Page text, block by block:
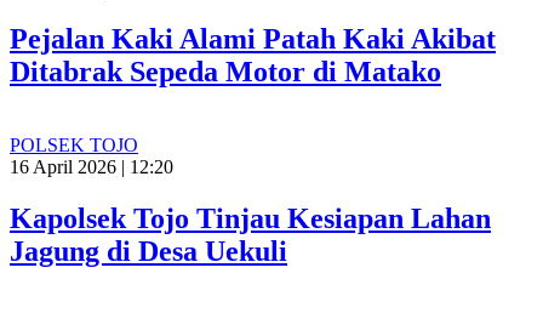
Pejalan Kaki Alami Patah Kaki Akibat
Ditabrak Sepeda Motor di Matako
POLSEK TOJO
16 April 2026 | 12:20
Kapolsek Tojo Tinjau Kesiapan Lahan
Jagung di Desa Uekuli